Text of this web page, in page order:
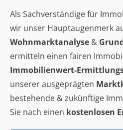
Als Sachverständige für
wir unser Hauptaugenmerk
Wohnmarktanalyse &
ermitteln einen fairen
Immobilienwert-
unserer ausgeprägten
bestehende & zukünftige
Sie nach einen kostenlosen